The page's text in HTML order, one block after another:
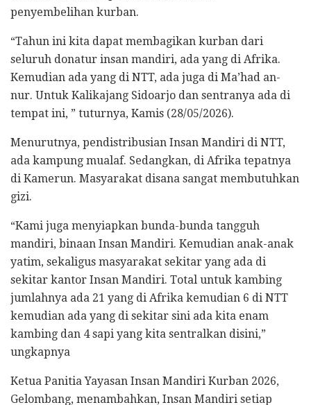
penyembelihan kurban.
“Tahun ini kita dapat membagikan kurban dari
seluruh donatur insan mandiri, ada yang di Afrika.
Kemudian ada yang di NTT, ada juga di Ma’had an-
nur. Untuk Kalikajang Sidoarjo dan sentranya ada di
tempat ini, ” tuturnya, Kamis (28/05/2026).
Menurutnya, pendistribusian Insan Mandiri di NTT,
ada kampung mualaf. Sedangkan, di Afrika tepatnya
di Kamerun. Masyarakat disana sangat membutuhkan
gizi.
“Kami juga menyiapkan bunda-bunda tangguh
mandiri, binaan Insan Mandiri. Kemudian anak-anak
yatim, sekaligus masyarakat sekitar yang ada di
sekitar kantor Insan Mandiri. Total untuk kambing
jumlahnya ada 21 yang di Afrika kemudian 6 di NTT
kemudian ada yang di sekitar sini ada kita enam
kambing dan 4 sapi yang kita sentralkan disini,”
ungkapnya
Ketua Panitia Yayasan Insan Mandiri Kurban 2026,
Gelombang, menambahkan, Insan Mandiri setiap